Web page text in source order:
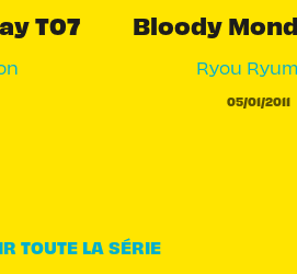
T07 Bloody
Ryou
05/01/2011
TOUTE LA SÉRIE